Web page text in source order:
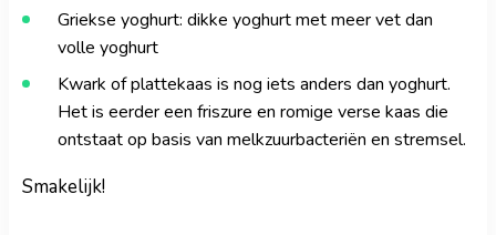
Griekse yoghurt: dikke yoghurt met meer vet dan
volle yoghurt
Kwark of plattekaas is nog iets anders dan yoghurt.
Het is eerder een friszure en romige verse kaas die
ontstaat op basis van melkzuurbacteriën en stremsel.
Smakelijk!